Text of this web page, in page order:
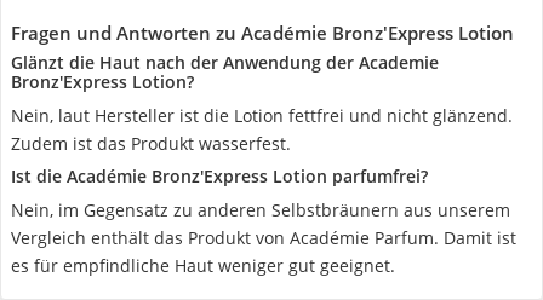
Fragen und Antworten zu Académie Bronz'Express Lotion
Glänzt die Haut nach der Anwendung der Academie
Bronz'Express Lotion?
Nein, laut Hersteller ist die Lotion fettfrei und nicht glänzend.
Zudem ist das Produkt wasserfest.
Ist die Académie Bronz'Express Lotion parfumfrei?
Nein, im Gegensatz zu anderen Selbstbräunern aus unserem
Vergleich enthält das Produkt von Académie Parfum. Damit ist
es für empfindliche Haut weniger gut geeignet.